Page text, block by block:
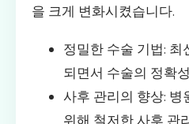
을 크게 변화시켰습니다.
정밀한 수술 기법: 최
되면서 수술의 정확
사후 관리의 향상:
위해 철저한 사후 관